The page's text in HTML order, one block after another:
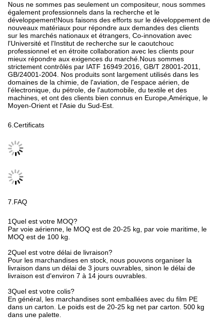
Nous ne sommes pas seulement un compositeur, nous sommes
également professionnels dans la recherche et le
développement!Nous faisons des efforts sur le développement de
nouveaux matériaux pour répondre aux demandes des clients
sur les marchés nationaux et étrangers, Co-innovation avec
l'Université et l'Institut de recherche sur le caoutchouc
professionnel et en étroite collaboration avec les clients pour
mieux répondre aux exigences du marché.Nous sommes
strictement contrôlés par IATF 16949:2016, GB/T 28001-2011,
GB/24001-2004. Nos produits sont largement utilisés dans les
domaines de la chimie, de l'aviation, de l'espace aérien, de
l'électronique, du pétrole, de l'automobile, du textile et des
machines, et ont des clients bien connus en Europe,Amérique, le
Moyen-Orient et l'Asie du Sud-Est.
6.Certificats
7.FAQ
1Quel est votre MOQ?
Par voie aérienne, le MOQ est de 20-25 kg, par voie maritime, le
MOQ est de 100 kg.
2Quel est votre délai de livraison?
Pour les marchandises en stock, nous pouvons organiser la
livraison dans un délai de 3 jours ouvrables, sinon le délai de
livraison est d'environ 7 à 14 jours ouvrables.
3Quel est votre colis?
En général, les marchandises sont emballées avec du film PE
dans un carton. Le poids est de 20-25 kg net par carton. 500 kg
dans une palette.